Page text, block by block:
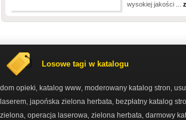
wysokiej jakości ...
Losowe tagi w katalogu
dom opieki katalog www moderowany katalog stron
laserem japońska zielona herbata bezpłatny katalog
zielona operacja laserowa zielona herbata darmowy